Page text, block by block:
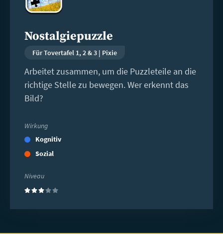
Nostalgiepuzzle
Für Tovertafel 1, 2 & 3 | Pixie
Arbeitet zusammen, um die Puzzleteile an die
richtige Stelle zu bewegen. Wer erkennt das
Bild?
Wirkung
Kognitiv
Sozial
Niveau
(3)